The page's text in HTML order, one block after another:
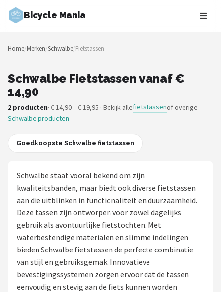
Bicycle Mania
Zoeken
NAVIGATIE
Merken
Blog
Fietsroutes
Stadsfietsen
Elektrische fietsen
Mountainbikes
Shop
POPULAIRE MERKEN
Home/Merken/Schwalbe/Fietstassen
Schwalbe Fietstassen vanaf €
14,90
2 producten· € 14,90 – € 19,95 · Bekijk allefietstassenof overige
Schwalbe producten
Goedkoopste Schwalbe fietstassen
Schwalbe staat vooral bekend om zijn
kwaliteitsbanden, maar biedt ook diverse fietstassen
aan die uitblinken in functionaliteit en duurzaamheid.
Deze tassen zijn ontworpen voor zowel dagelijks
gebruik als avontuurlijke fietstochten. Met
waterbestendige materialen en slimme indelingen
bieden Schwalbe fietstassen de perfecte combinatie
van stijl en gebruiksgemak. Innovatieve
bevestigingssystemen zorgen ervoor dat de tassen
eenvoudig en stevig aan de fiets kunnen worden